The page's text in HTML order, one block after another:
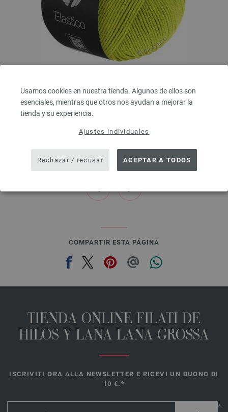
Usamos cookies en nuestra tienda. Algunos de ellos son
esenciales, mientras que otros nos ayudan a mejorar la
tienda y su experiencia.
Ajustes individuales
Rechazar / recusar ACEPTAR A TODOS
ELASTICO
96 % Algodón, 4 % Poliéster (elité)
Grosor de las agujas: 3,5 - 4,5
4,86 $
IVA no incluido, más gastos de envío, Precio base: 83,20 € / kg
COMPARTIR ESTA PÁGINA
TIENDA ONLINE FILATI DE
HILOS Y LANA LANA GROSSA
ISCRIVITI ORA ALLA NEWSLETTER E RICEVI UN BUONO DI
10 €.*
*